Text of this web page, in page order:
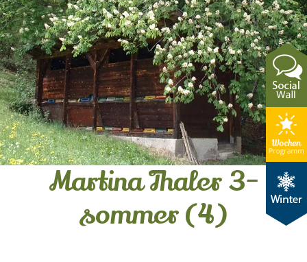
Martina Thaler 3-
sommer (4)